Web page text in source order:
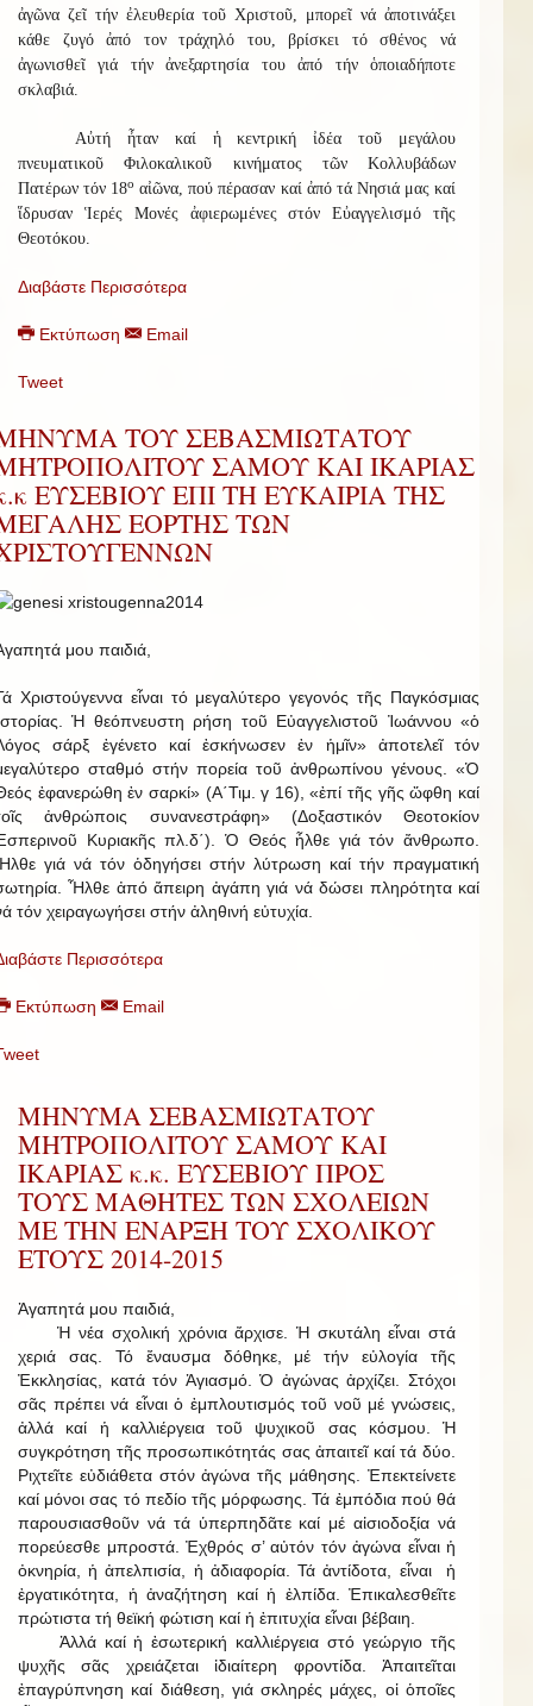
ἀγῶνα ζεῖ τήν ἐλευθερία τοῦ Χριστοῦ, μπορεῖ νά ἀποτινάξει
κάθε ζυγό ἀπό τον τράχηλό του, βρίσκει τό σθένος νά
ἀγωνισθεῖ γιά τήν ἀνεξαρτησία του ἀπό τήν ὁποιαδήποτε
σκλαβιά.
Αὐτή ἦταν καί ἡ κεντρική ἰδέα τοῦ μεγάλου
πνευματικοῦ Φιλοκαλικοῦ κινήματος τῶν Κολλυβάδων
Πατέρων τόν 18ο αἰῶνα, πού πέρασαν καί ἀπό τά Νησιά μας καί
ἵδρυσαν Ἱερές Μονές ἀφιερωμένες στόν Εὐαγγελισμό τῆς
Θεοτόκου.
Διαβάστε Περισσότερα
Εκτύπωση Email
Tweet
ΤΟΥ ΣΕΒΑΣΜΙΩΤΑΤΟΥ
ΣΑΜΟΥ ΚΑΙ ΙΚΑΡΙΑΣ
ΕΥΣΕΒΙΟΥ ΕΠΙ ΤΗ ΕΥΚΑΙΡΙΑ ΤΗΣ
ΕΟΡΤΗΣ ΤΩΝ
μου παιδιά,
Χριστούγεννα εἶναι τό μεγαλύτερο γεγονός τῆς Παγκόσμιας
Ἡ θεόπνευστη ρήση τοῦ Εὐαγγελιστοῦ Ἰωάννου «ὁ
σάρξ ἐγένετο καί ἐσκήνωσεν ἐν ἡμῖν» ἀποτελεῖ τόν
σταθμό στήν πορεία τοῦ ἀνθρωπίνου γένους. «Ὁ
ἐφανερώθη ἐν σαρκί» (Α΄Τιμ. γ 16), «ἐπί τῆς γῆς ὤφθη καί
ἀνθρώποις συνανεστράφη» (Δοξαστικόν Θεοτοκίον
Κυριακῆς πλ.δ΄). Ὁ Θεός ἦλθε γιά τόν ἄνθρωπο.
γιά νά τόν ὁδηγήσει στήν λύτρωση καί τήν πραγματική
Ἦλθε ἀπό ἄπειρη ἀγάπη γιά νά δώσει πληρότητα καί
τόν χειραγωγήσει στήν ἀληθινή εὐτυχία.
Περισσότερα
Εκτύπωση Email
ΜΗΝΥΜΑ ΣΕΒΑΣΜΙΩΤΑΤΟΥ
ΜΗΤΡΟΠΟΛΙΤΟΥ ΣΑΜΟΥ ΚΑΙ
ΙΚΑΡΙΑΣ κ.κ. ΕΥΣΕΒΙΟΥ ΠΡΟΣ
ΤΟΥΣ ΜΑΘΗΤΕΣ ΤΩΝ ΣΧΟΛΕΙΩΝ
ΜΕ ΤΗΝ ΕΝΑΡΞΗ ΤΟΥ ΣΧΟΛΙΚΟΥ
ΕΤΟΥΣ 2014-2015
Ἀγαπητά μου παιδιά,
Ἡ νέα σχολική χρόνια ἄρχισε. Ἡ σκυτάλη εἶναι στά
χεριά σας. Τό ἔναυσμα δόθηκε, μέ τήν εὐλογία τῆς
Ἐκκλησίας, κατά τόν Ἁγιασμό. Ὁ ἀγώνας ἀρχίζει. Στόχοι
σᾶς πρέπει νά εἶναι ὁ ἐμπλουτισμός τοῦ νοῦ μέ γνώσεις,
ἀλλά καί ἡ καλλιέργεια τοῦ ψυχικοῦ σας κόσμου. Ἡ
συγκρότηση τῆς προσωπικότητάς σας ἀπαιτεῖ καί τά δύο.
Ριχτεῖτε εὐδιάθετα στόν ἀγώνα τῆς μάθησης. Ἐπεκτείνετε
καί μόνοι σας τό πεδίο τῆς μόρφωσης. Τά ἐμπόδια πού θά
παρουσιασθοῦν νά τά ὑπερπηδᾶτε καί μέ αἰσιοδοξία νά
πορεύεσθε μπροστά. Ἐχθρός σ’ αὐτόν τόν ἀγώνα εἶναι ἡ
ὀκνηρία, ἡ ἀπελπισία, ἡ ἀδιαφορία. Τά ἀντίδοτα, εἶναι ἡ
ἐργατικότητα, ἡ ἀναζήτηση καί ἡ ἐλπίδα. Ἐπικαλεσθεῖτε
πρώτιστα τή θεϊκή φώτιση καί ἡ ἐπιτυχία εἶναι βέβαιη.
Ἀλλά καί ἡ ἐσωτερική καλλιέργεια στό γεώργιο τῆς
ψυχῆς σᾶς χρειάζεται ἰδιαίτερη φροντίδα. Ἀπαιτεῖται
ἐπαγρύπνηση καί διάθεση, γιά σκληρές μάχες, οἱ ὁποῖες